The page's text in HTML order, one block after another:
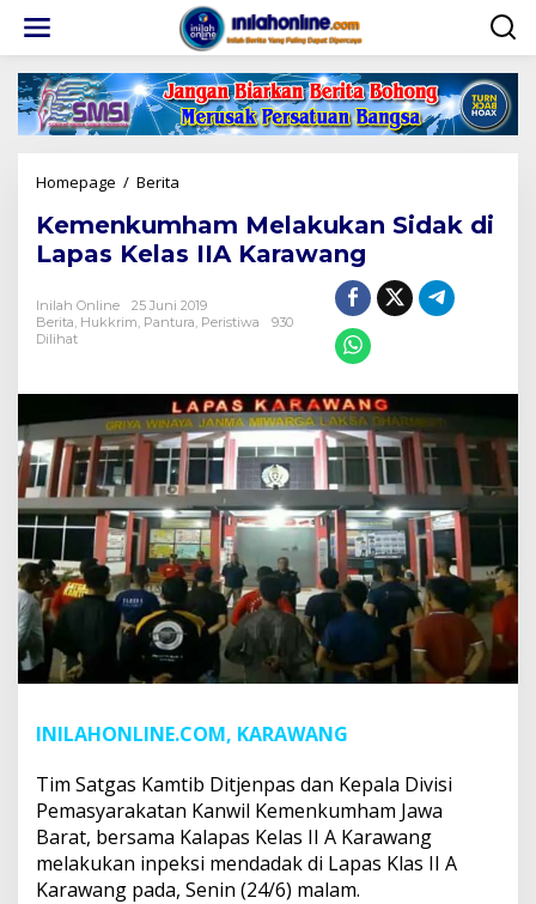
konten
Homepage / Berita
Sidak
di
Lapas
IIA
Karawang
Kemenkumham Melakukan Sidak di
Lapas Kelas IIA Karawang
Inilah Online
25 Juni 2019
Berita Hukkrim Pantura Peristiwa
930
Dilihat
INILAHONLINE.COM, KARAWANG
Tim Satgas Kamtib Ditjenpas dan Kepala Divisi
Pemasyarakatan Kanwil Kemenkumham Jawa
Barat, bersama Kalapas Kelas II A Karawang
melakukan inpeksi mendadak di Lapas Klas II A
Karawang pada, Senin (24/6) malam.